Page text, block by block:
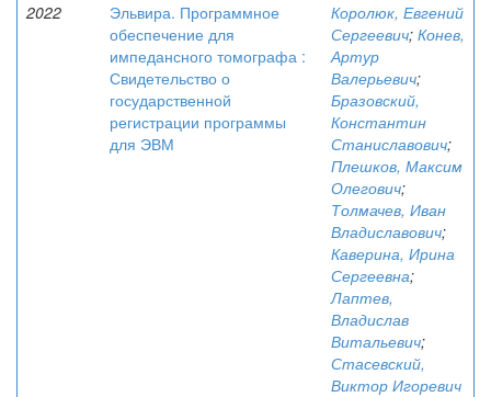
2022
Эльвира. Программное
обеспечение для
импедансного томографа :
Свидетельство о
государственной
регистрации программы
для ЭВМ
Королюк, Евгений
Сергеевич; Конев,
Артур
Валерьевич;
Бразовский,
Константин
Станиславович;
Плешков, Максим
Олегович;
Толмачев, Иван
Владиславович;
Каверина, Ирина
Сергеевна;
Лаптев,
Владислав
Витальевич;
Стасевский,
Виктор Игоревич